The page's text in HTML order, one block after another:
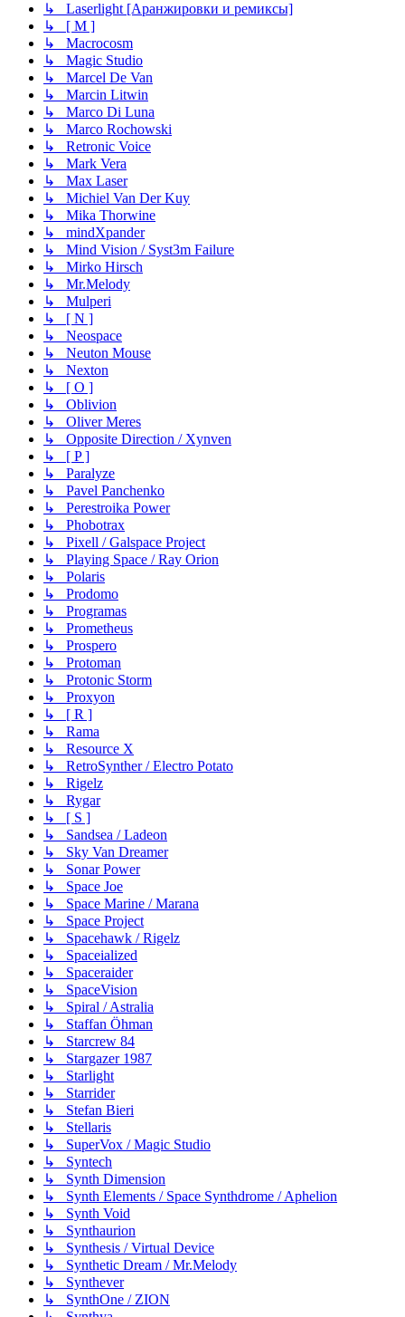
↳ Laserlight [Аранжировки и ремиксы]
↳ [ M ]
↳ Macrocosm
↳ Magic Studio
↳ Marcel De Van
↳ Marcin Litwin
↳ Marco Di Luna
↳ Marco Rochowski
↳ Retronic Voice
↳ Mark Vera
↳ Max Laser
↳ Michiel Van Der Kuy
↳ Mika Thorwine
↳ mindXpander
↳ Mind Vision / Syst3m Failure
↳ Mirko Hirsch
↳ Mr.Melody
↳ Mulperi
↳ [ N ]
↳ Neospace
↳ Neuton Mouse
↳ Nexton
↳ [ O ]
↳ Oblivion
↳ Oliver Meres
↳ Opposite Direction / Xynven
↳ [ P ]
↳ Paralyze
↳ Pavel Panchenko
↳ Perestroika Power
↳ Phobotrax
↳ Pixell / Galspace Project
↳ Playing Space / Ray Orion
↳ Polaris
↳ Prodomo
↳ Programas
↳ Prometheus
↳ Prospero
↳ Protoman
↳ Protonic Storm
↳ Proxyon
↳ [ R ]
↳ Rama
↳ Resource X
↳ RetroSynther / Electro Potato
↳ Rigelz
↳ Rygar
↳ [ S ]
↳ Sandsea / Ladeon
↳ Sky Van Dreamer
↳ Sonar Power
↳ Space Joe
↳ Space Marine / Marana
↳ Space Project
↳ Spacehawk / Rigelz
↳ Spaceialized
↳ Spaceraider
↳ SpaceVision
↳ Spiral / Astralia
↳ Staffan Öhman
↳ Starcrew 84
↳ Stargazer 1987
↳ Starlight
↳ Starrider
↳ Stefan Bieri
↳ Stellaris
↳ SuperVox / Magic Studio
↳ Syntech
↳ Synth Dimension
↳ Synth Elements / Space Synthdrome / Aphelion
↳ Synth Void
↳ Synthaurion
↳ Synthesis / Virtual Device
↳ Synthetic Dream / Mr.Melody
↳ Synthever
↳ SynthOne / ZION